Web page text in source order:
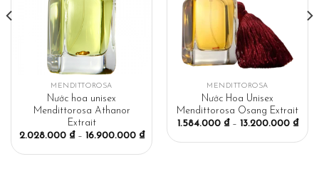
MENDITTOROSA
Nước hoa unisex
Mendittorosa Athanor
Extrait
2.028.000 ₫– 16.900.000 ₫
MENDITTOROSA
Nước Hoa Unisex
Mendittorosa Osang Extrait
1.584.000 ₫– 13.200.000 ₫